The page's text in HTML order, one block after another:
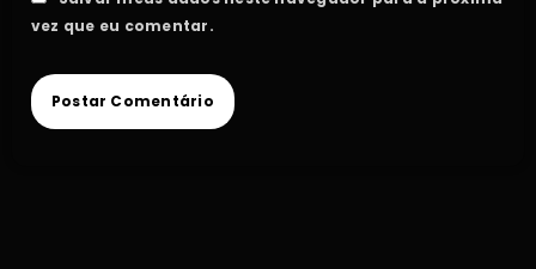
vez que eu comentar.